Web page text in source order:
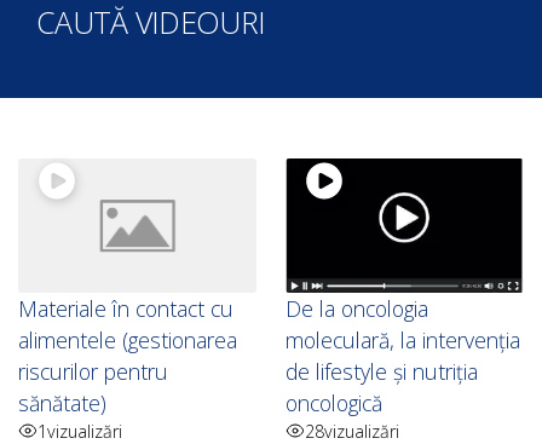
CAUTĂ VIDEOURI
Materiale în contact cu
alimentele (gestionarea
riscurilor pentru
sănătate)
1vizualizări
De la oncologia
moleculară, la intervenția
de lifestyle și nutriția
oncologică
28vizualizări